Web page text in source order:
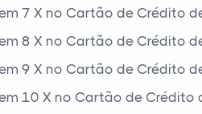
7 X no Cartão de Crédito
8 X no Cartão de Crédito
9 X no Cartão de Crédito
10 X no Cartão de Crédito